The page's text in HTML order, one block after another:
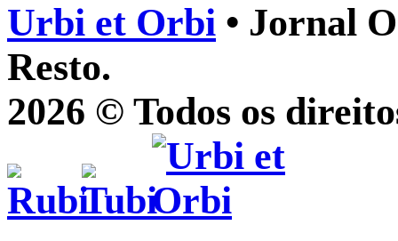
Urbi et Orbi • Jornal
Resto.
2026 © Todos os